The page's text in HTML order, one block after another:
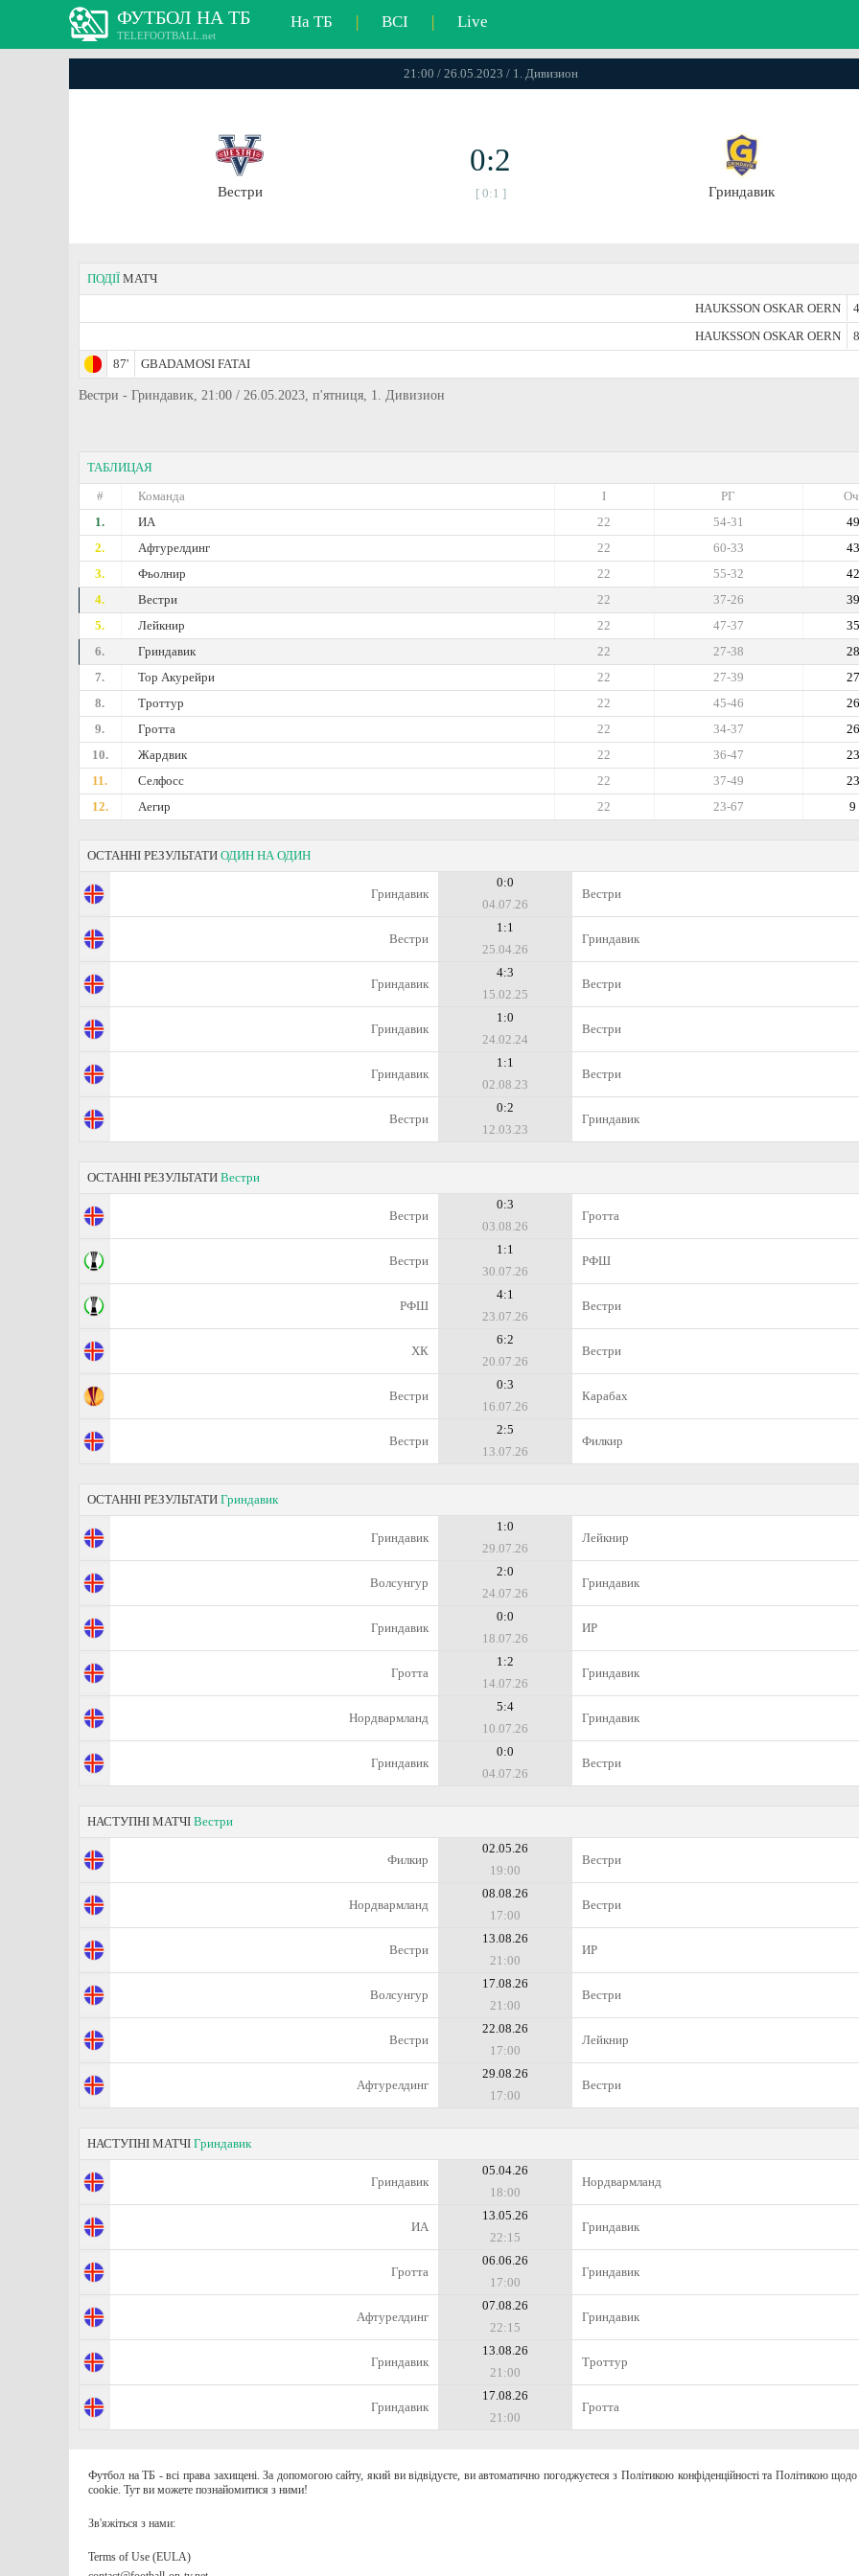
ФУТБОЛ НА ТБ
TELEFOOTBALL.net
На ТБ | ВСІ | Live
21:00 / 26.05.2023 / 1. Дивизион
Вестри
0:2
[ 0:1 ] Гриндавик
ПОДІЇ МАТЧ
HAUKSSON OSKAR OERN
HAUKSSON OSKAR OERN
87'
GBADAMOSI FATAI
Вестри - Гриндавик, 21:00 / 26.05.2023, п'ятниця, 1. Дивизион
ТАБЛИЦАЯ
#
Команда РГ
I
1.
ИА 49
54-31
22
2.
Афтурелдинг 43
60-33
22
3.
Фьолнир 42
55-32
22
4.
Вестри 39
37-26
22
5.
Лейкнир 35
47-37
22
6.
Гриндавик 28
27-38
22
7.
Тор Акурейри 27
27-39
22
8.
Троттур 26
45-46
22
9.
Гротта 26
34-37
22
10.
Жардвик 23
36-47
22
11.
Селфосс 23
37-49
22
12.
Аегир 9
23-67
22
ОСТАННІ РЕЗУЛЬТАТИ ОДИН НА ОДИН
Гриндавик
0:0
04.07.26
Вестри
Вестри
1:1
25.04.26
Гриндавик
Гриндавик
4:3
15.02.25
Вестри
Гриндавик
1:0
24.02.24
Вестри
Гриндавик
1:1
02.08.23
Вестри
Вестри
0:2
12.03.23
Гриндавик
ОСТАННІ РЕЗУЛЬТАТИ Вестри
Вестри
0:3
03.08.26
Гротта
Вестри
1:1
30.07.26
РФШ
РФШ
4:1
23.07.26
Вестри
ХК
6:2
20.07.26
Вестри
Вестри
0:3
16.07.26
Карабах
Вестри
2:5
13.07.26
Филкир
ОСТАННІ РЕЗУЛЬТАТИ Гриндавик
Гриндавик
1:0
29.07.26
Лейкнир
Волсунгур
2:0
24.07.26
Гриндавик
Гриндавик
0:0
18.07.26
ИР
Гротта
1:2
14.07.26
Гриндавик
Нордвармланд
5:4
10.07.26
Гриндавик
Гриндавик
0:0
04.07.26
Вестри
НАСТУПНІ МАТЧІ Вестри
Филкир
02.05.26
19:00
Вестри
Нордвармланд
08.08.26
17:00
Вестри
Вестри
13.08.26
21:00
ИР
Волсунгур
17.08.26
21:00
Вестри
Вестри
22.08.26
17:00
Лейкнир
Афтурелдинг
29.08.26
17:00
Вестри
НАСТУПНІ МАТЧІ Гриндавик
Гриндавик
05.04.26
18:00
Нордвармланд
ИА
13.05.26
22:15
Гриндавик
Гротта
06.06.26
17:00
Гриндавик
Афтурелдинг
07.08.26
22:15
Гриндавик
Гриндавик
13.08.26
21:00
Троттур
Гриндавик
17.08.26
21:00
Гротта
Футбол на ТБ - всі права захищені. За допомогою сайту, який ви відвідуєте, ви автоматично погоджуєтеся з Політикою конфіденційності та Політикою
cookie. Тут ви можете познайомитися з ними!
Зв'яжіться з нами:
Terms of Use (EULA)